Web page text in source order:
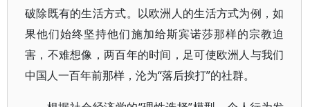
破除既有的生活方式。以欧洲人的生活方式为例，如
果他们始终坚持他们施加给斯宾诺莎那样的宗教迫
害，不难想像，两百年的时间，足可使欧洲人与我们
中国人一百年前那样，沦为“落后挨打”的社群。